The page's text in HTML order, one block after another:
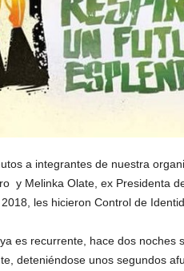
a integrantes de nuestra
y Melinka Olate, ex Presidenta
les hicieron Control de
es recurrente, hace dos noches
deteniéndose unos segundos